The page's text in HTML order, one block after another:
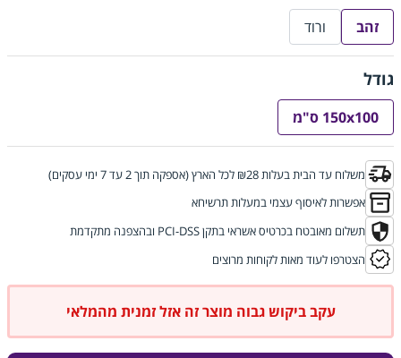
זהב ורוד
גודל
150x100 ס"מ
משלוח עד הבית בעלות ₪28 לכל הארץ (אספקה תוך 2 עד 7 ימי עסקים)
אפשרות לאיסוף עצמי במעלות תרשיחא
תשלום מאובטח בכרטיס אשראי בתקן PCI-DSS ובהצפנה מתקדמת
הצטרפו לעוד מאות לקוחות מרוצים
עקב ביקוש גבוה מוצר זה אזל זמנית מהמלאי